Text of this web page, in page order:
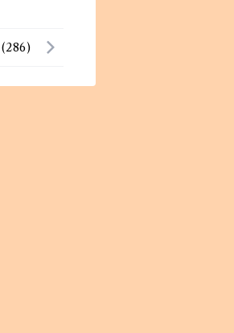
(286)